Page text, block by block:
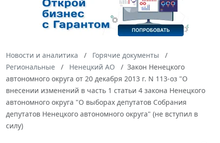
Новости и аналитика
Горячие документы
Региональные
Ненецкий АО
Закон Ненецкого
автономного округа от 20 декабря 2013 г. N 113-оз "О
внесении изменений в часть 1 статьи 4 закона Ненецкого
автономного округа "О выборах депутатов Собрания
депутатов Ненецкого автономного округа" (не вступил в
силу)